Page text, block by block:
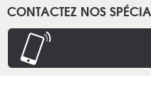
CONTACTEZ NOS